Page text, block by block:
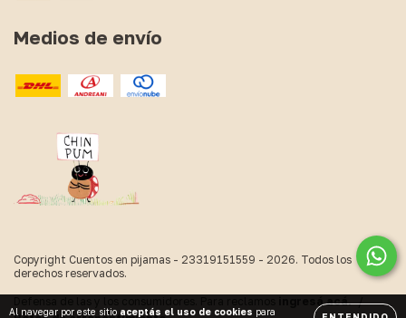
Al navegar por este sitio aceptás el uso de cookies para
Medios de envío
Copyright Cuentos en pijamas - 23319151559 - 2026. Todos los
derechos reservados.
ingresá acá. /